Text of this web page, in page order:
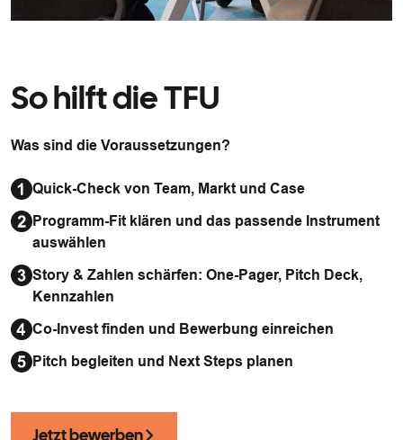
So hilft die TFU
Was sind die Voraussetzungen?
Quick-Check von Team, Markt und Case
Programm-Fit klären und das passende Instrument
auswählen
Story & Zahlen schärfen: One-Pager, Pitch Deck,
Kennzahlen
Co-Invest finden und Bewerbung einreichen
Pitch begleiten und Next Steps planen
Jetzt bewerben